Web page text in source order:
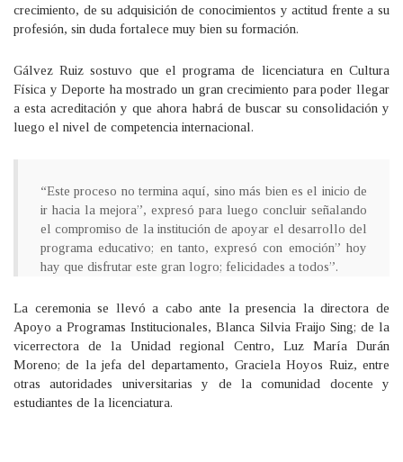
crecimiento, de su adquisición de conocimientos y actitud frente a su
profesión, sin duda fortalece muy bien su formación.
Gálvez Ruiz sostuvo que el programa de licenciatura en Cultura
Física y Deporte ha mostrado un gran crecimiento para poder llegar
a esta acreditación y que ahora habrá de buscar su consolidación y
luego el nivel de competencia internacional.
“Este proceso no termina aquí, sino más bien es el inicio de
ir hacia la mejora”, expresó para luego concluir señalando
el compromiso de la institución de apoyar el desarrollo del
programa educativo; en tanto, expresó con emoción” hoy
hay que disfrutar este gran logro; felicidades a todos”.
La ceremonia se llevó a cabo ante la presencia la directora de
Apoyo a Programas Institucionales, Blanca Silvia Fraijo Sing; de la
vicerrectora de la Unidad regional Centro, Luz María Durán
Moreno; de la jefa del departamento, Graciela Hoyos Ruiz, entre
otras autoridades universitarias y de la comunidad docente y
estudiantes de la licenciatura.